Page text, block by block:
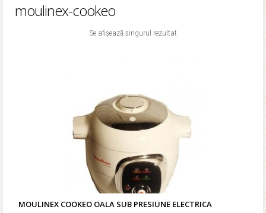
moulinex-cookeo
Se afișează singurul rezultat
MOULINEX COOKEO OALA SUB PRESIUNE ELECTRICA